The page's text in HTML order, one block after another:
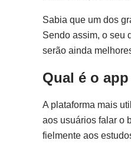
Sabia que um dos
Sendo assim, o seu
serão ainda
Qual é o
A plataforma mais
aos usuários falar o
fielmente aos